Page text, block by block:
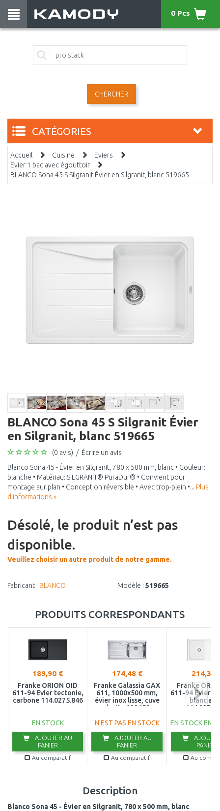
CHERCHER
0 Pcs
CATÉGORIES
Accueil Cuisine
Eviers
Evier 1 bac avec égouttoir
BLANCO Sona 45 S Silgranit Évier en Silgranit, blanc 519665
BLANCO Sona 45 S Silgranit Évier
en Silgranit, blanc 519665
(0 avis) / Écrire un avis
Blanco Sona 45 - Évier en Silgranit, 780 x 500 mm, blanc • Couleur:
blanche • Matériau: SILGRANIT® PuraDur® • Convient pour
montage sur plan • Conception réversible • Avec trop-plein •... Plus
d'informations »
Désolé, le produit n’est pas
disponible.
Veuillez choisir un autre produit de notre gamme.
Fabricant : BLANCO Modèle : 519665
PRODUITS CORRESPONDANTS
189,90 €
Franke ORION OID
611-94 Evier tectonie,
carbone 114.0275.846
EN STOCK
AJOUTER AU
PANIER
Au comparatif
174,48 €
Franke Galassia GAX
611, 1000x500 mm,
évier inox lisse, cuve
droite 022658
N'EST PAS EN STOCK
AJOUTER AU
PANIER
Au comparatif
214,36
Franke
611-94 Evier
blanc
EN STOCK EN
PANIER
Au
Description
Blanco Sona 45 - Évier en Silgranit, 780 x 500 mm, blanc